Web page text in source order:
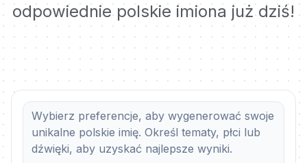
odpowiednie polskie imiona już dziś!